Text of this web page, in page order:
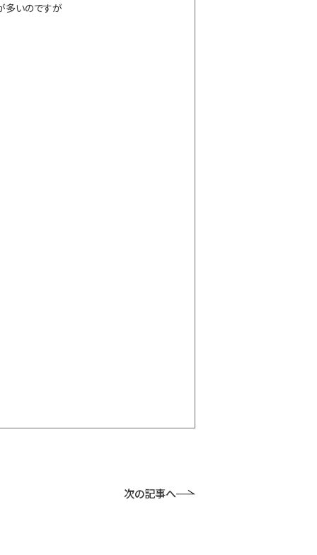
多いのですが
次の記事へ